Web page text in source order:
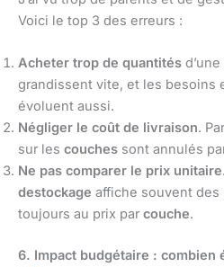
Voici le top 3 des erreurs :
Acheter trop de quantités
grandissent vite, et les besoins
évoluent aussi.
Négliger le coût de livraison.
sur les couches sont annulés
Ne pas comparer le prix unitaire
destockage affiche souvent des
toujours au prix par couche.
6. Impact budgétaire :